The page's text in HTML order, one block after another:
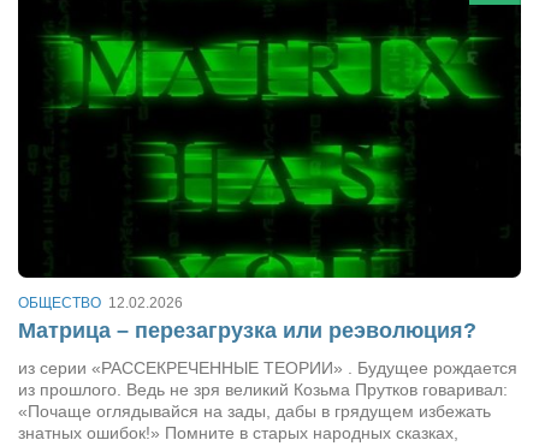
Вера Паненко
Семён Салатенко
Валентин Бурый
Артём Мяус
Барды
Владимир Айзенберг
Игорь Добровольский
ОБЩЕСТВО 12.02.2026
Матрица – перезагрузка или реэволюция?
из серии «РАССЕКРЕЧЕННЫЕ ТЕОРИИ» . Будущее рождается
из прошлого. Ведь не зря великий Козьма Прутков говаривал:
«Почаще оглядывайся на зады, дабы в грядущем избежать
знатных ошибок!» Помните в старых народных сказках,